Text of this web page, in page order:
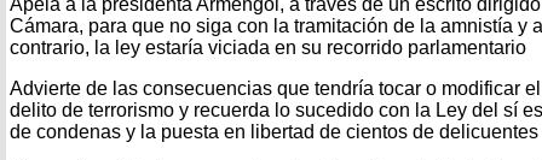
Cámara, para que no siga con la tramitación de la amnistía y
contrario, la ley estaría viciada en su recorrido parlamentario
Advierte de las consecuencias que tendría tocar o modificar
delito de terrorismo y recuerda lo sucedido con la Ley del sí
de condenas y la puesta en libertad de cientos de